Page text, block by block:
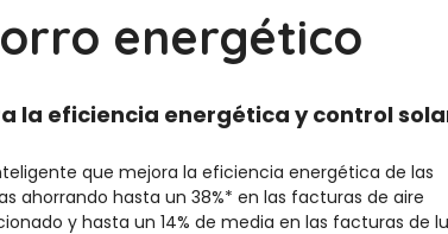
energético
la eficiencia energética y control
que mejora la eficiencia energética de las
ahorrando hasta un 38%* en las facturas de aire
y hasta un 14% de media en las facturas de